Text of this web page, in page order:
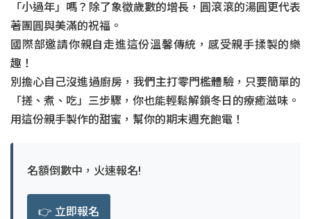
活動部
設計部
國際部
資訊發展部
「小過年」嗎？除了象徵歲數的增長，圓滾滾的湯圓更代表
著團圓與美滿的祝福。
國際部邀請你親自走進這份溫馨傳統，感受親手揉製的樂
趣！
別擔心自己沒進過廚房，我們主打零門檻體驗，只要簡單的
「搓、煮、吃」三步驟，你也能輕鬆解鎖冬日的療癒滋味。
用這份親手製作的甜蜜，幫你的期末週充飽電！
名額倒數中，火速報名!
👉 立即報名